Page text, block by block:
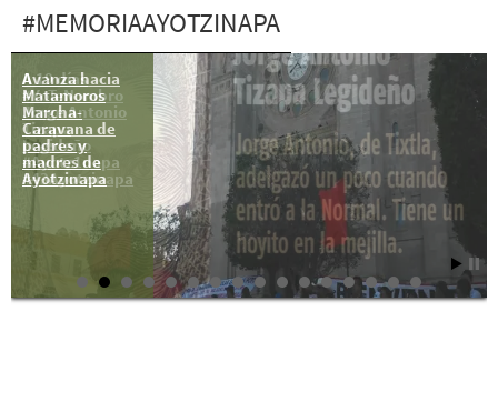
#MEMORIAAYOTZINAPA
Avanza hacia
Matamoros
Marcha-
Caravana de
padres y
madres de
Ayotzinapa
A 19 días
#YoTeNombro
Jorge Antonio
Tizapa
Legideño
#Ayotz1napa
#43Ayotzinapa